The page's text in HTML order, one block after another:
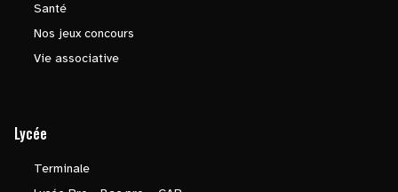
Santé
Nos jeux concours
Vie associative
Lycée
Terminale